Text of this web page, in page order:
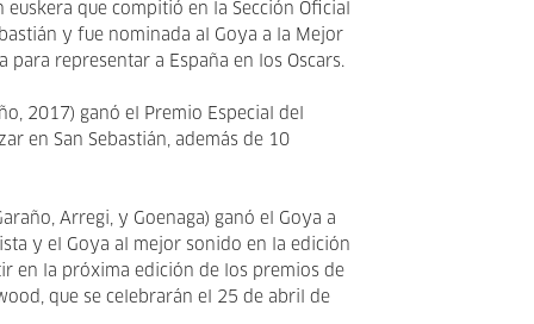
que compitió en la Sección Oficial
y fue nominada al Goya a la Mejor
para representar a España en los Oscars.
2017) ganó el Premio Especial del
en San Sebastián, además de 10
Arregi, y Goenaga) ganó el Goya a
y el Goya al mejor sonido en la edición
en la próxima edición de los premios de
que se celebrarán el 25 de abril de